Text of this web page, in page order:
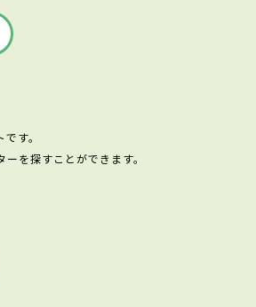
す。
を探すことができます。